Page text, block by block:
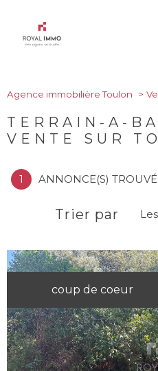
Agence immobilière Toulon
TERRAIN-A-
VENTE SUR
1 ANNONCE(S)
Trier par
coup de coeur